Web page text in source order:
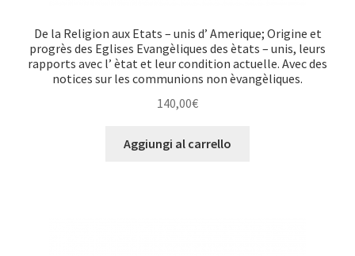
De la Religion aux Etats – unis d’ Amerique; Origine et
progrès des Eglises Evangèliques des ètats – unis, leurs
rapports avec l’ ètat et leur condition actuelle. Avec des
notices sur les communions non èvangèliques.
140,00€
Aggiungi al carrello